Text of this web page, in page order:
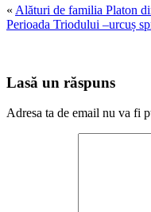
« Alături de familia Platon
Perioada Triodului –urcuș
Lasă un răspuns
Adresa ta de email nu va fi